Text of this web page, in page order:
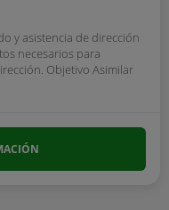
y asistencia de dirección
necesarios para
Objetivo Asimilar